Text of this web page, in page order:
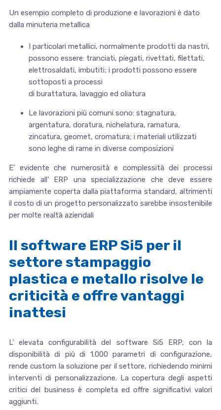
Un esempio completo di produzione e lavorazioni è dato
dalla minuteria metallica
I particolari metallici, normalmente prodotti da nastri,
possono essere: tranciati, piegati, rivettati, filettati,
elettrosaldati, imbutiti; i prodotti possono essere
sottoposti a processi
di burattatura, lavaggio ed oliatura
Le lavorazioni più comuni sono: stagnatura,
argentatura, doratura, nichelatura, ramatura,
zincatura, geomet, cromatura; i materiali utilizzati
sono leghe di rame in diverse composizioni
E’ evidente che numerosità e complessità dei processi
richiede all’ ERP una specializzazione che deve essere
ampiamente coperta dalla piattaforma standard, altrimenti
il costo di un progetto personalizzato sarebbe insostenibile
per molte realtà aziendali
Il software ERP Si5 per il
settore stampaggio
plastica e metallo risolve le
criticità e offre vantaggi
inattesi
L’ elevata configurabilità del software Si5 ERP, con la
disponibilità di più di 1.000 parametri di configurazione,
rende custom la soluzione per il settore, richiedendo minimi
interventi di personalizzazione. La copertura degli aspetti
critici del business è completa ed offre significativi valori
aggiunti.